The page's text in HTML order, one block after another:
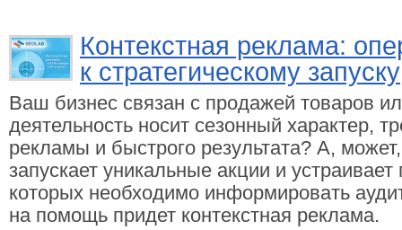
Контекстная реклама:
к стратегическому запуску
Ваш бизнес связан с продажей товаров
деятельность носит сезонный характер,
рекламы и быстрого результата? А,
запускает уникальные акции и
которых необходимо информировать
на помощь придет контекстная реклама.